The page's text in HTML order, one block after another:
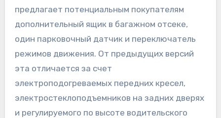
предлагает потенциальным покупателям
дополнительный ящик в багажном отсеке,
один парковочный датчик и переключатель
режимов движения. От предыдущих версий
эта отличается за счет
электроподогреваемых передних кресел,
электростеклоподъемников на задних дверях
и регулируемого по высоте водительского